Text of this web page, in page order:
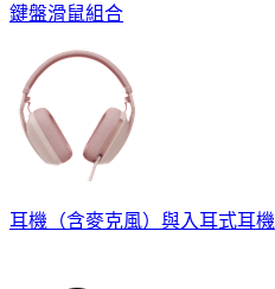
鍵盤滑鼠組合
耳機（含麥克風）與入耳式耳機